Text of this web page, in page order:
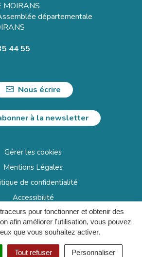
pour fonctionner et obtenir des
afin améliorer l'utilisation, vous pouvez
que vous souhaitez activer.
Tout refuser Personnaliser
MOIRANS
départementale
44 55
Nous écrire
à la newsletter
Gérer les cookies
Mentions Légales
de confidentialité
Accessibilité
Plan du site